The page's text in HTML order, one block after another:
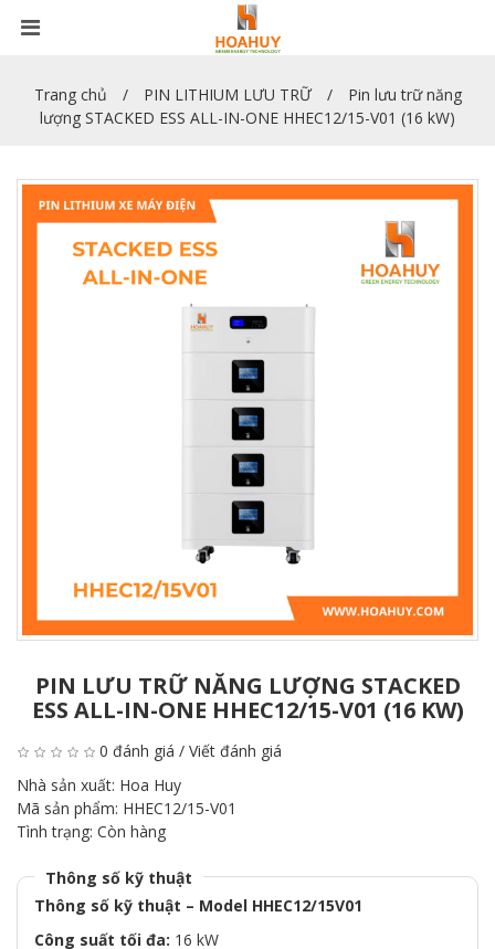
Trang chủ PIN LITHIUM LƯU TRỮ
Pin lưu trữ năng
lượng STACKED ESS ALL-IN-ONE HHEC12/15-V01 (16 kW)
PIN LƯU TRỮ NĂNG LƯỢNG STACKED
ESS ALL-IN-ONE HHEC12/15-V01 (16 KW)
0 đánh giá / Viết đánh giá
Nhà sản xuất: Hoa Huy
Mã sản phẩm: HHEC12/15-V01
Tình trạng: Còn hàng
Thông số kỹ thuật
Thông số kỹ thuật – Model HHEC12/15V01
Công suất tối đa: 16 kW